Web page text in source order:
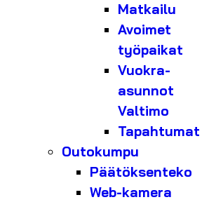
Matkailu
Avoimet
työpaikat
Vuokra-
asunnot
Valtimo
Tapahtumat
Outokumpu
Päätöksenteko
Web-kamera